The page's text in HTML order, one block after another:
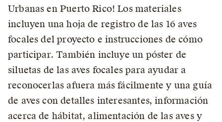
Urbanas en Puerto Rico! Los materiales
incluyen una hoja de registro de las 16 aves
focales del proyecto e instrucciones de cómo
participar. También incluye un póster de
siluetas de las aves focales para ayudar a
reconocerlas afuera más fácilmente y una guía
de aves con detalles interesantes, información
acerca de hábitat, alimentación de las aves y